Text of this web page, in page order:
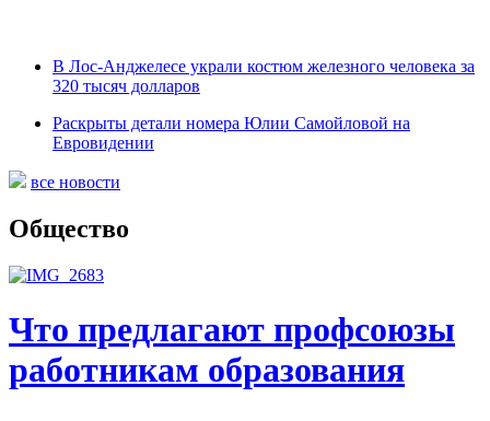
В Лос-Анджелесе украли костюм железного человека за
320 тысяч долларов
Раскрыты детали номера Юлии Самойловой на
Евровидении
все новости
Общество
Что предлагают профсоюзы
работникам образования